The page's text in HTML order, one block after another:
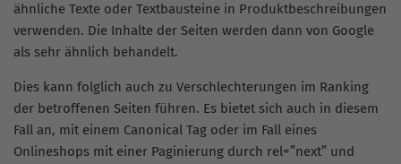
ähnliche Texte oder Textbausteine in Produktbeschreibungen
verwenden. Die Inhalte der Seiten werden dann von Google
als sehr ähnlich behandelt.
Dies kann folglich auch zu Verschlechterungen im Ranking
der betroffenen Seiten führen. Es bietet sich auch in diesem
Fall an, mit einem Canonical Tag oder im Fall eines
Onlineshops mit einer Paginierung durch rel=”next” und